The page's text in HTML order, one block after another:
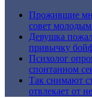
Прожившие
совет
Девушка
привычку
Психолог
спонтанном
Так снимают
отвлекает от